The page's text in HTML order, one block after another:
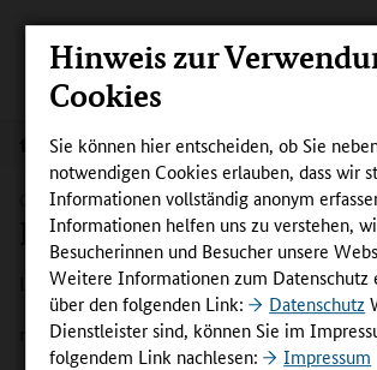
Hinweis zur
Cookies
Sie können hier entscheiden, ob Sie
notwendigen Cookies erlauben, dass wir
Informationen vollständig anonym
Informationen helfen uns zu verstehen,
Besucherinnen und Besucher unsere
Weitere Informationen zum Datenschutz
über den folgenden Link:
Datenschutz
Dienstleister sind, können Sie im
folgendem Link nachlesen:
Impressum
Newsletter
InnoVET-Newsletter Nr.
01.02.2024 NEWSLETTER FEBRUAR 2024
Liebe Leserinnen und Leser,
neues Jahr, neue Perspektiven – und viel